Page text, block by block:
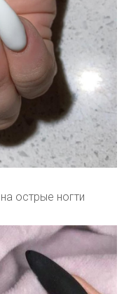
острые ногти